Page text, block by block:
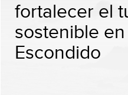
fortalecer el
sostenible
Escondido